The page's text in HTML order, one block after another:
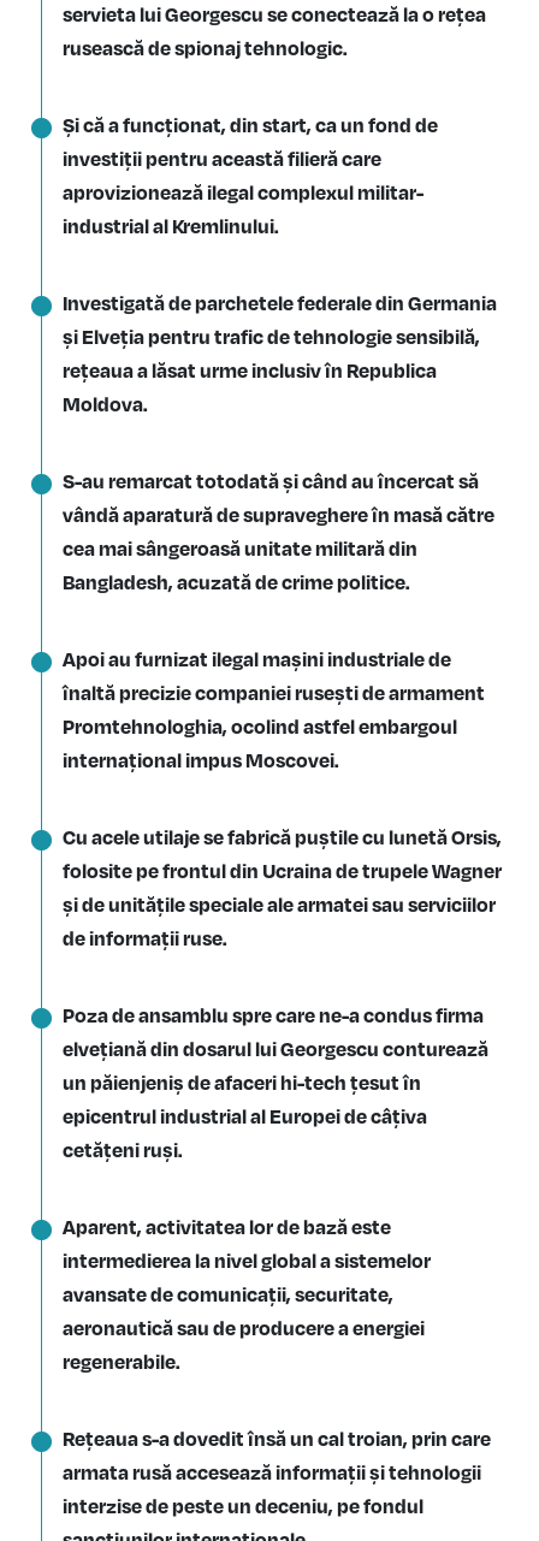
servieta lui Georgescu se conectează la o rețea
rusească de spionaj tehnologic.
Și că a funcționat, din start, ca un fond de
investiții pentru această filieră care
aprovizionează ilegal complexul militar-
industrial al Kremlinului.
Investigată de parchetele federale din Germania
și Elveția pentru trafic de tehnologie sensibilă,
rețeaua a lăsat urme inclusiv în Republica
Moldova.
S-au remarcat totodată și când au încercat să
vândă aparatură de supraveghere în masă către
cea mai sângeroasă unitate militară din
Bangladesh, acuzată de crime politice.
Apoi au furnizat ilegal mașini industriale de
înaltă precizie companiei rusești de armament
Promtehnologhia, ocolind astfel embargoul
internațional impus Moscovei.
Cu acele utilaje se fabrică puștile cu lunetă Orsis,
folosite pe frontul din Ucraina de trupele Wagner
și de unitățile speciale ale armatei sau serviciilor
de informații ruse.
Poza de ansamblu spre care ne-a condus firma
elvețiană din dosarul lui Georgescu conturează
un păienjeniș de afaceri hi-tech țesut în
epicentrul industrial al Europei de câțiva
cetățeni ruși.
Aparent, activitatea lor de bază este
intermedierea la nivel global a sistemelor
avansate de comunicații, securitate,
aeronautică sau de producere a energiei
regenerabile.
Rețeaua s-a dovedit însă un cal troian, prin care
armata rusă accesează informații și tehnologii
interzise de peste un deceniu, pe fondul